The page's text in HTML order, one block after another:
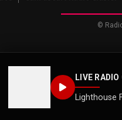
LIVE
Lighthouse
©